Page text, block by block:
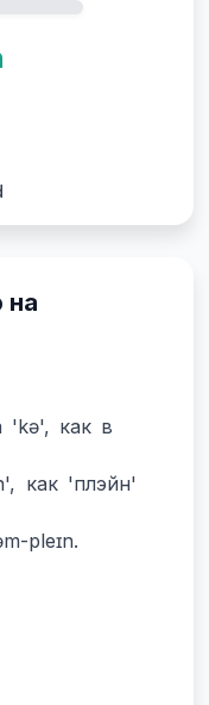
на
'kə', как в
как 'плэйн'
pleɪn.